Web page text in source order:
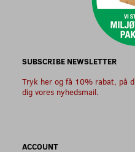
SUBSCRIBE NEWSLETTER
Tryk her og få 10% rabat, på
dig vores nyhedsmail.
ACCOUNT